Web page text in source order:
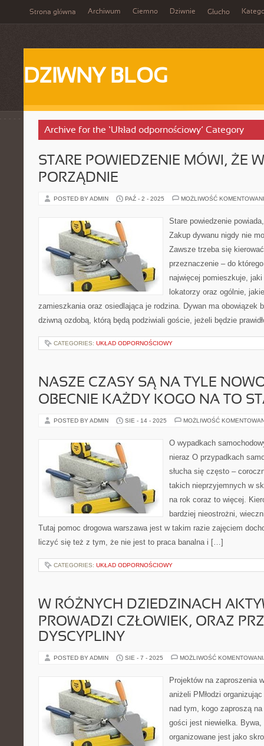
Strona główna Archiwum Ciemno Dziwnie Głucho
DZIWNY BLOG
Archive for the ‘Układ odpornościowy’ Category
STARE POWIEDZENIE MÓWI, ŻE
PORZĄDNIE
POSTED BY ADMIN PAŹ - 2 - 2025 MOŻLIWOŚĆ
Stare powiedzenie
Zakup dywanu nigdy nie
Zawsze trzeba się
przeznaczenie – do
najwięcej pomieszkuje,
lokatorzy oraz ogólnie,
zamieszkania oraz osiedlająca je rodzina. Dywan ma obowiązek
dziwną ozdobą, którą będą podziwiali goście, jeżeli będzie
CATEGORIES: UKŁAD ODPORNOŚCIOWY
NASZE CZASY SĄ NA TYLE
OBECNIE KAŻDY KOGO NA TO
POSTED BY ADMIN SIE - 14 - 2025 MOŻLIWOŚĆ
O wypadkach
nieraz O przypadkach
słucha się często –
takich nieprzyjemnych w
na rok coraz to więcej.
bardziej nieostrożni,
Tutaj pomoc drogowa warszawa jest w takim razie zajęciem
liczyć się też z tym, że nie jest to praca banalna i […]
CATEGORIES: UKŁAD ODPORNOŚCIOWY
W RÓŻNYCH DZIEDZINACH
PROWADZI CZŁOWIEK, ORAZ
DYSCYPLINY
POSTED BY ADMIN SIE - 7 - 2025 MOŻLIWOŚĆ
Projektów na zaproszenia
aniżeli PMłodzi
nad tym, kogo zaproszą
gości jest niewielka.
organizowane jest jako